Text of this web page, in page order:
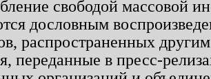
свободой массовой
дословным
распространенных
переданные в пресс-